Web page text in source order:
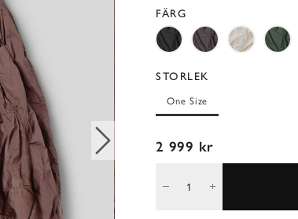
FÄRG
STORLEK
One Size
2 999 kr